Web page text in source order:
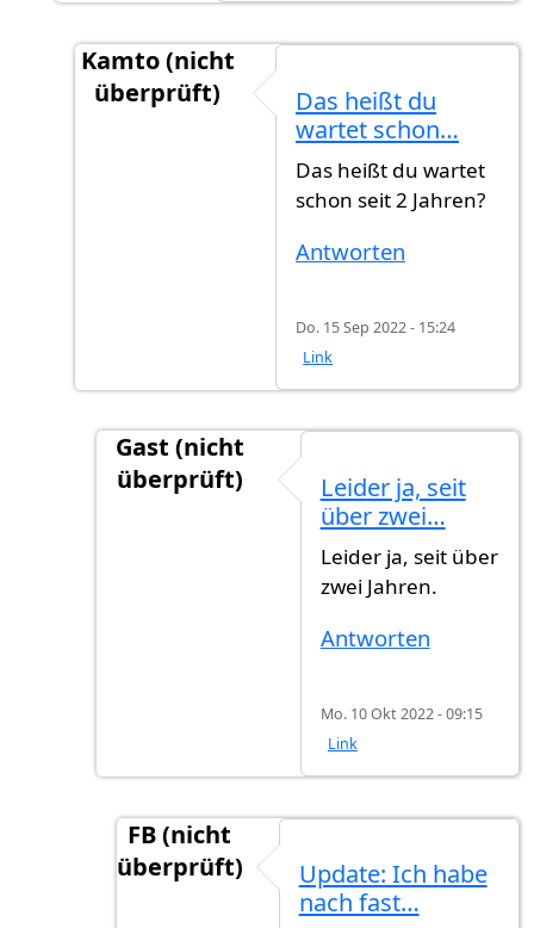
Kamto (nicht
überprüft)
Ich habe noch nichts gehört…
Das heißt du
wartet schon…
Das heißt du wartet
schon seit 2 Jahren?
Antworten
Do. 15 Sep 2022 - 15:24
Link
Gast (nicht
überprüft)
Das heißt du wartet schon…
Leider ja, seit
über zwei…
Leider ja, seit über
zwei Jahren.
Antworten
Mo. 10 Okt 2022 - 09:15
Link
FB (nicht
überprüft)
Leider ja, seit über zwei…
Update: Ich habe
nach fast…